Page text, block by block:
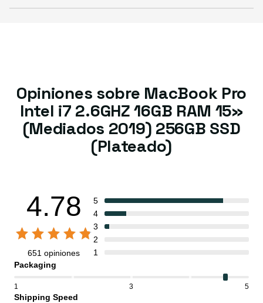
Opiniones sobre MacBook Pro
Intel i7 2.6GHZ 16GB RAM 15»
(Mediados 2019) 256GB SSD
(Plateado)
4.78
651 opiniones
5
4
3
2
1
Packaging
1 3 5
Shipping Speed